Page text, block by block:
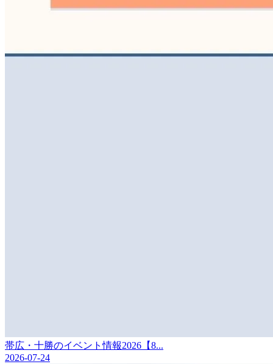
帯広・十勝のイベント情報2026【8...
2026-07-24